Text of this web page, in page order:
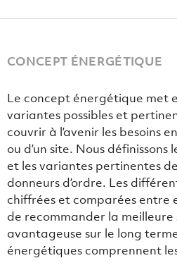
CONCEPT ÉNERGÉTIQUE
Le concept énergétique met
variantes possibles et
couvrir à l’avenir les besoins
ou d’un site. Nous définissons
et les variantes pertinentes
donneurs d’ordre. Les
chiffrées et comparées entre
de recommander la meilleure
avantageuse sur le long
énergétiques comprennent